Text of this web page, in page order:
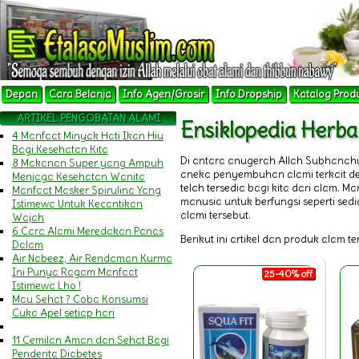
Depan Cara Belanja Info Agen/Grosir Info Dropship
Katalog
ARTIKEL PENGOBATAN ALAMI
4 Manfaat Minyak Hati Ikan Hiu
Bagi Kesehatan Kita
8 Makanan Super yang Ampuh
Menjaga Kesehatan Wanita
Manfaat Masker Spirulina Yang
Istimewa Untuk Kecantikan
Wajah
6 Cara Alami Meredakan Panas
Dalam
Air Nabeez, Air Rendaman Kurma
Ini Punya Ragam Manfaat
Istimewa Lho !
Mau Sehat ? Coba Konsumsi
Cuka Apel setiap hari
11 Cemilan Aman dan Sehat Bagi
Penderita Diabetes
Ensiklopedia
Di antara anugerah Allah
aneka penyembuhan alami terkait
telah tersedia bagi kita dari alam.
manusia untuk berfungsi seperti
alami tersebut.
Berikut ini artikel dan produk alam
25-40% off